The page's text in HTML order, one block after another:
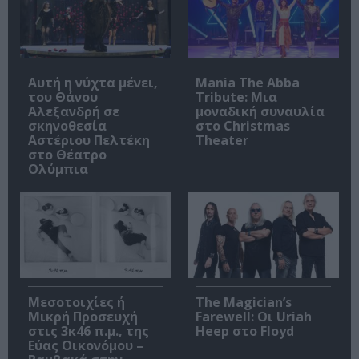
Αυτή η νύχτα μένει,
του Θάνου
Αλεξανδρή σε
σκηνοθεσία
Αστέριου Πελτέκη
στο Θέατρο
Ολύμπια
Mania The Abba
Tribute: Μια
μοναδική συναυλία
στο Christmas
Theater
Μεσοτοιχίες ή
Μικρή Προσευχή
στις 3κ46 π.μ., της
Εύας Οικονόμου –
The Magician’s
Farewell: Οι Uriah
Heep στο Floyd